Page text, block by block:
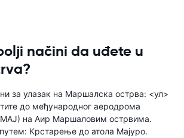
načini da uđete u
за улазак на Маршалска острва: <ул>
до међународног аеродрома
на Аир Маршаловим острвима.
Крстарење до атола Мајуро.